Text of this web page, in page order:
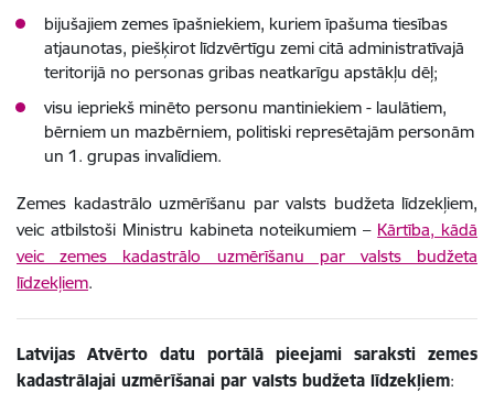
bijušajiem zemes īpašniekiem, kuriem īpašuma tiesības
atjaunotas, piešķirot līdzvērtīgu zemi citā administratīvajā
teritorijā no personas gribas neatkarīgu apstākļu dēļ;
visu iepriekš minēto personu mantiniekiem - laulātiem,
bērniem un mazbērniem, politiski represētajām personām
un 1. grupas invalīdiem.
Zemes kadastrālo uzmērīšanu par valsts budžeta līdzekļiem,
veic atbilstoši Ministru kabineta noteikumiem – Kārtība, kādā
veic zemes kadastrālo uzmērīšanu par valsts budžeta
līdzekļiem.
Latvijas Atvērto datu portālā pieejami saraksti zemes
kadastrālajai uzmērīšanai par valsts budžeta līdzekļiem: